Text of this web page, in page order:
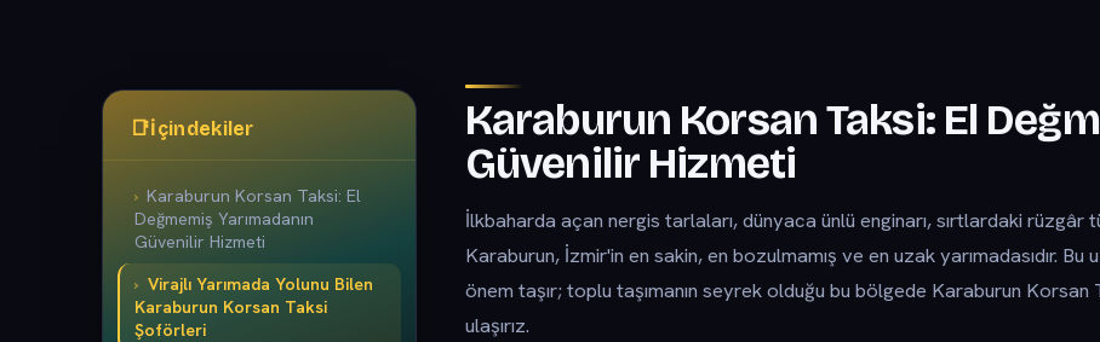
📑İçindekiler
Karaburun Korsan Taksi: El
Değmemiş Yarımadanın
Güvenilir Hizmeti
Virajlı Yarımada Yolunu Bilen
Karaburun Korsan Taksi
Şoförleri
Karaburun Korsan Taksi: El
Güvenilir Hizmeti
İlkbaharda açan nergis tarlaları, dünyaca ünlü enginarı, sırtlardaki
Karaburun, İzmir'in en sakin, en bozulmamış ve en uzak yarımadasıdır.
önem taşır; toplu taşımanın seyrek olduğu bu bölgede Karaburun
ulaşırız.